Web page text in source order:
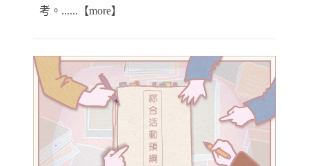
考。......【more】